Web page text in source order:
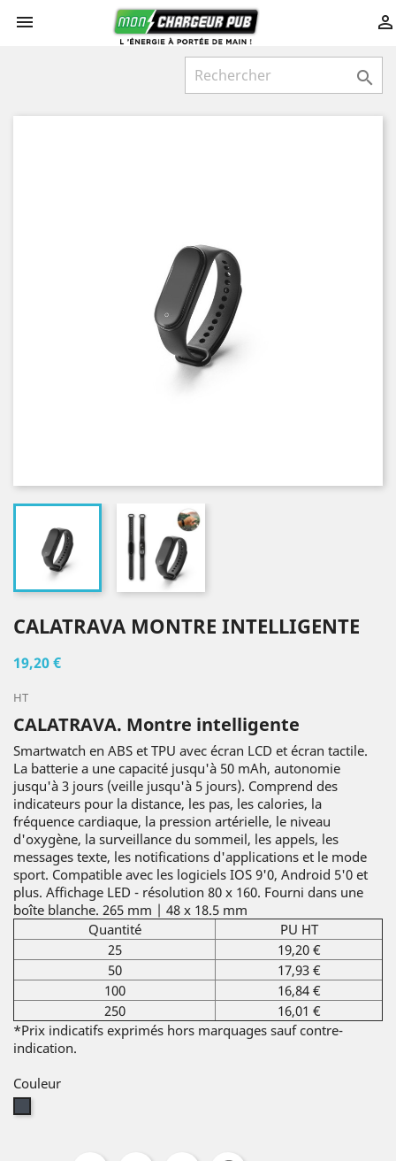
 

CALATRAVA MONTRE INTELLIGENTE
19,20 €
HT
CALATRAVA. Montre intelligente
Smartwatch en ABS et TPU avec écran LCD et écran tactile.
La batterie a une capacité jusqu'à 50 mAh, autonomie
jusqu'à 3 jours (veille jusqu'à 5 jours). Comprend des
indicateurs pour la distance, les pas, les calories, la
fréquence cardiaque, la pression artérielle, le niveau
d'oxygène, la surveillance du sommeil, les appels, les
messages texte, les notifications d'applications et le mode
sport. Compatible avec les logiciels IOS 9'0, Android 5'0 et
plus. Affichage LED - résolution 80 x 160. Fourni dans une
boîte blanche. 265 mm | 48 x 18.5 mm
Quantité
PU HT
25
19,20 €
50
17,93 €
100
16,84 €
250
16,01 €
*Prix indicatifs exprimés hors marquages sauf contre-
indication.
Couleur